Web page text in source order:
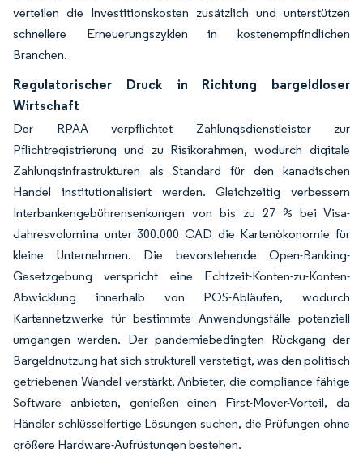
verteilen die Investitionskosten zusätzlich und unterstützen
schnellere Erneuerungszyklen in kostenempfindlichen
Branchen.
Regulatorischer Druck in Richtung bargeldloser
Wirtschaft
Der RPAA verpflichtet Zahlungsdienstleister zur
Pflichtregistrierung und zu Risikorahmen, wodurch digitale
Zahlungsinfrastrukturen als Standard für den kanadischen
Handel institutionalisiert werden. Gleichzeitig verbessern
Interbankengebührensenkungen von bis zu 27 % bei Visa-
Jahresvolumina unter 300.000 CAD die Kartenökonomie für
kleine Unternehmen. Die bevorstehende Open-Banking-
Gesetzgebung verspricht eine Echtzeit-Konten-zu-Konten-
Abwicklung innerhalb von POS-Abläufen, wodurch
Kartennetzwerke für bestimmte Anwendungsfälle potenziell
umgangen werden. Der pandemiebedingten Rückgang der
Bargeldnutzung hat sich strukturell verstetigt, was den politisch
getriebenen Wandel verstärkt. Anbieter, die compliance-fähige
Software anbieten, genießen einen First-Mover-Vorteil, da
Händler schlüsselfertige Lösungen suchen, die Prüfungen ohne
größere Hardware-Aufrüstungen bestehen.